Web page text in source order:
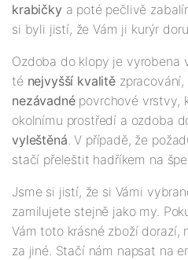
krabičkya poté pečlivě
si byli jistí, že Vám ji kurýr
Ozdoba do klopy je vyrobena
té nejvyšší kvalitě
nezávadnépovrchové vrstvy,
okolnímu prostředí a ozdoba
vyleštěná . V případě, že
stačí přeleštit hadříkem na
Jsme si jistí, že si Vámi
zamilujete stejně jako my.
Vám toto krásné zboží
za jiné. Stačí nám napsat na